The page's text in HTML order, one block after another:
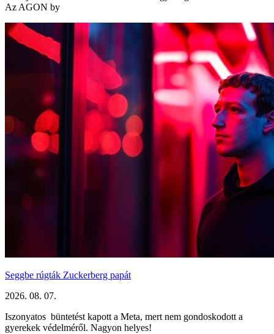
Az AGON by
Seggbe rúgták Zuckerberg papát
2026. 08. 07.
Iszonyatos büntetést kapott a Meta, mert nem gondoskodott a
gyerekek védelméről. Nagyon helyes!